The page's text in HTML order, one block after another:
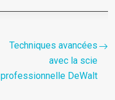
Techniques avancées
avec la scie
professionnelle DeWalt